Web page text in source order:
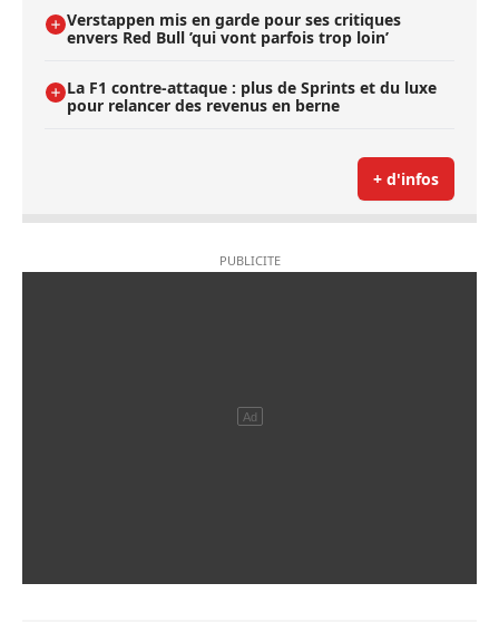
Verstappen mis en garde pour ses critiques
envers Red Bull ’qui vont parfois trop loin’
La F1 contre-attaque : plus de Sprints et du luxe
pour relancer des revenus en berne
+ d'infos